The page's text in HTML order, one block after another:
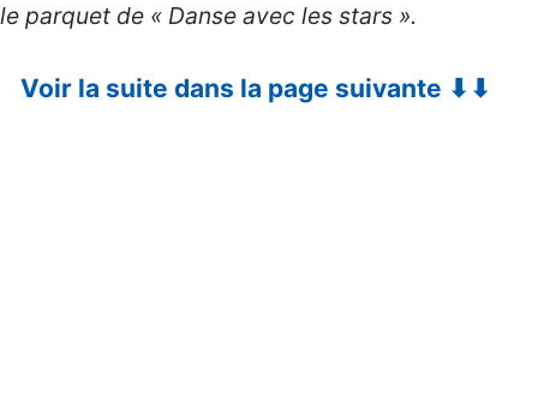
le parquet de « Danse avec les stars ».
Voir la suite dans la page suivante ⬇⬇